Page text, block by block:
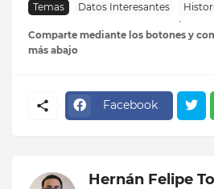
Temas Datos Interesantes
Comparte mediante los botones y
más abajo
Facebook
Hernán Felipe